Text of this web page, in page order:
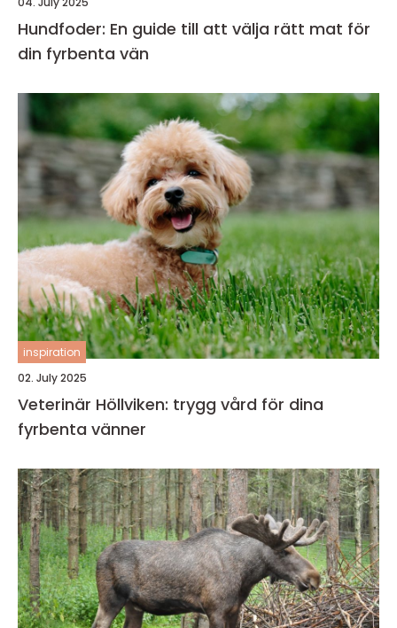
Hundfoder: En guide till att välja rätt mat för
din fyrbenta vän
inspiration
02. July 2025
Veterinär Höllviken: trygg vård för dina
fyrbenta vänner